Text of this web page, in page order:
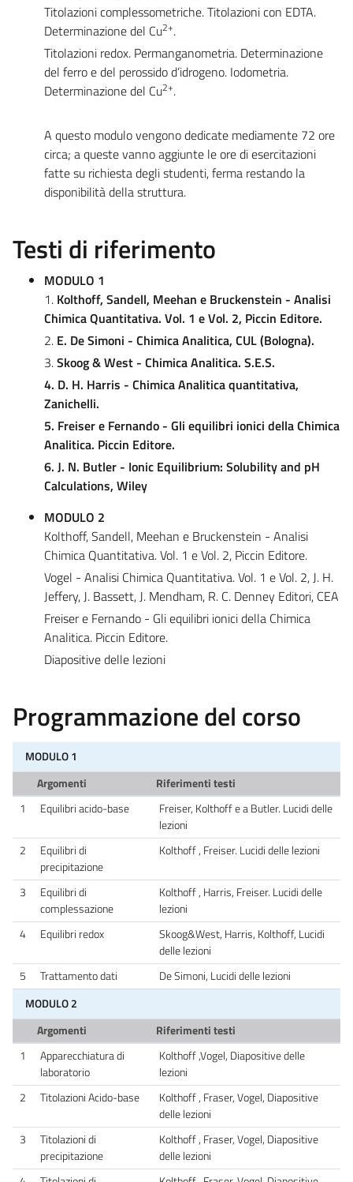
Titolazioni complessometriche. Titolazioni con EDTA.
Determinazione del Cu2+.
Titolazioni redox. Permanganometria. Determinazione
del ferro e del perossido d’idrogeno. Iodometria.
Determinazione del Cu2+.
A questo modulo vengono dedicate mediamente 72 ore
circa; a queste vanno aggiunte le ore di esercitazioni
fatte su richiesta degli studenti, ferma restando la
disponibilità della struttura.
Testi di riferimento
MODULO 1
1. Kolthoff, Sandell, Meehan e Bruckenstein - Analisi
Chimica Quantitativa. Vol. 1 e Vol. 2, Piccin Editore.
2. E. De Simoni - Chimica Analitica, CUL (Bologna).
3.Skoog & West - Chimica Analitica. S.E.S.
4. D. H. Harris - Chimica Analitica quantitativa,
Zanichelli.
5. Freiser e Fernando - Gli equilibri ionici della Chimica
Analitica. Piccin Editore.
6. J. N. Butler - Ionic Equilibrium: Solubility and pH
Calculations, Wiley
MODULO 2
Kolthoff, Sandell, Meehan e Bruckenstein - Analisi
Chimica Quantitativa. Vol. 1 e Vol. 2, Piccin Editore.
Vogel - Analisi Chimica Quantitativa. Vol. 1 e Vol. 2, J. H.
Jeffery, J. Bassett, J. Mendham, R. C. Denney Editori, CEA
Freiser e Fernando - Gli equilibri ionici della Chimica
Analitica. Piccin Editore.
Diapositive delle lezioni
Programmazione del corso
MODULO 1
Argomenti
Riferimenti testi
1
Equilibri acido-base
Freiser, Kolthoff e a Butler. Lucidi delle
lezioni
2
Equilibri di
precipitazione
Kolthoff , Freiser. Lucidi delle lezioni
3
Equilibri di
complessazione
Kolthoff , Harris, Freiser. Lucidi delle
lezioni
4
Equilibri redox
Skoog&West, Harris, Kolthoff, Lucidi
delle lezioni
5
Trattamento dati
De Simoni, Lucidi delle lezioni
MODULO 2
Argomenti
Riferimenti testi
1
Apparecchiatura di
laboratorio
Kolthoff ,Vogel, Diapositive delle
lezioni
2
Titolazioni Acido-base
Kolthoff , Fraser, Vogel, Diapositive
delle lezioni
3
Titolazioni di
precipitazione
Kolthoff , Fraser, Vogel, Diapositive
delle lezioni